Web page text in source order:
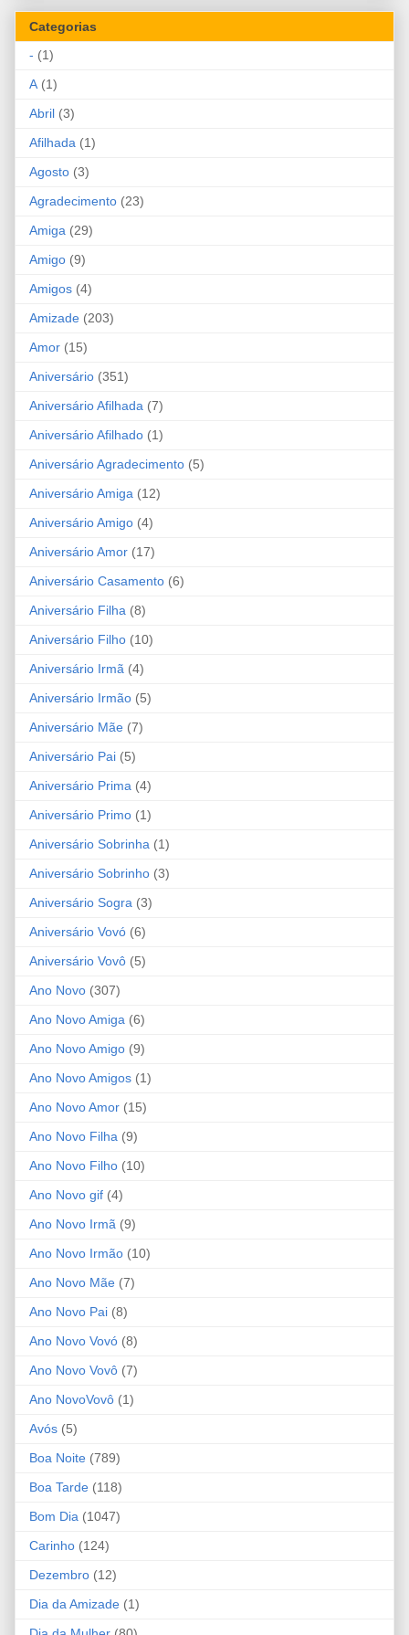
Categorias
- (1)
A (1)
Abril (3)
Afilhada (1)
Agosto (3)
Agradecimento (23)
Amiga (29)
Amigo (9)
Amigos (4)
Amizade (203)
Amor (15)
Aniversário (351)
Aniversário Afilhada (7)
Aniversário Afilhado (1)
Aniversário Agradecimento (5)
Aniversário Amiga (12)
Aniversário Amigo (4)
Aniversário Amor (17)
Aniversário Casamento (6)
Aniversário Filha (8)
Aniversário Filho (10)
Aniversário Irmã (4)
Aniversário Irmão (5)
Aniversário Mãe (7)
Aniversário Pai (5)
Aniversário Prima (4)
Aniversário Primo (1)
Aniversário Sobrinha (1)
Aniversário Sobrinho (3)
Aniversário Sogra (3)
Aniversário Vovó (6)
Aniversário Vovô (5)
Ano Novo (307)
Ano Novo Amiga (6)
Ano Novo Amigo (9)
Ano Novo Amigos (1)
Ano Novo Amor (15)
Ano Novo Filha (9)
Ano Novo Filho (10)
Ano Novo gif (4)
Ano Novo Irmã (9)
Ano Novo Irmão (10)
Ano Novo Mãe (7)
Ano Novo Pai (8)
Ano Novo Vovó (8)
Ano Novo Vovô (7)
Ano NovoVovô (1)
Avós (5)
Boa Noite (789)
Boa Tarde (118)
Bom Dia (1047)
Carinho (124)
Dezembro (12)
Dia da Amizade (1)